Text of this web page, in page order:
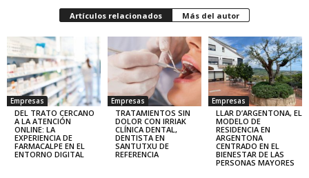
Artículos relacionados Más del autor
Empresas
DEL TRATO CERCANO
A LA ATENCIÓN
ONLINE: LA
EXPERIENCIA DE
FARMACALPE EN EL
ENTORNO DIGITAL
Empresas
TRATAMIENTOS SIN
DOLOR CON IRRIAK
CLÍNICA DENTAL,
DENTISTA EN
SANTUTXU DE
REFERENCIA
Empresas
LLAR D’ARGENTONA, EL
MODELO DE
RESIDENCIA EN
ARGENTONA
CENTRADO EN EL
BIENESTAR DE LAS
PERSONAS MAYORES